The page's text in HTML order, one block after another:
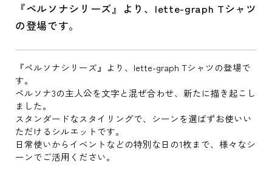
『ペルソナシリーズ』より、lette-graph Tシャツ
の登場です。
『ペルソナシリーズ』より、lette-graph Tシャツの登場で
す。
ペルソナ3の主人公を文字と混ぜ合わせ、新たに描き起こし
ました。
スタンダードなスタイリングで、シーンを選ばずお使いい
ただけるシルエットです。
日常使いからイベントなどの特別な日の1枚まで、様々なシ
ーンでご活用ください。